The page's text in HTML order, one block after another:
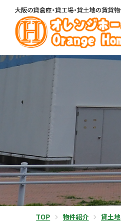
TOP 物件紹介 貸土地